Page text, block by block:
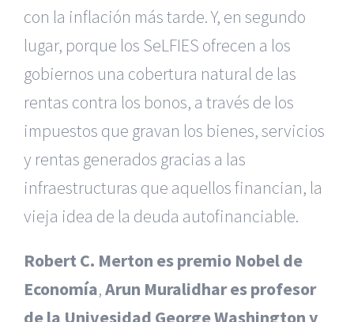
con la inflación más tarde. Y, en segundo
lugar, porque los SeLFIES ofrecen a los
gobiernos una cobertura natural de las
rentas contra los bonos, a través de los
impuestos que gravan los bienes, servicios
y rentas generados gracias a las
infraestructuras que aquellos financian, la
vieja idea de la deuda autofinanciable.
Robert C. Merton es premio Nobel de
Economía,Arun Muralidhar es profesor
de la Univesidad George Washington y